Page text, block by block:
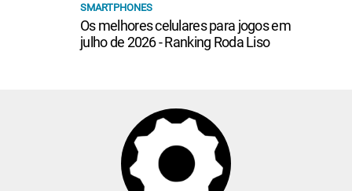
SMARTPHONES
Os melhores celulares para jogos em
julho de 2026 - Ranking Roda Liso